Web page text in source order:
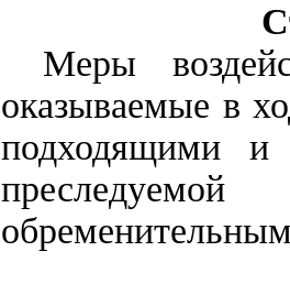
Меры
оказываемые в
подходящими и